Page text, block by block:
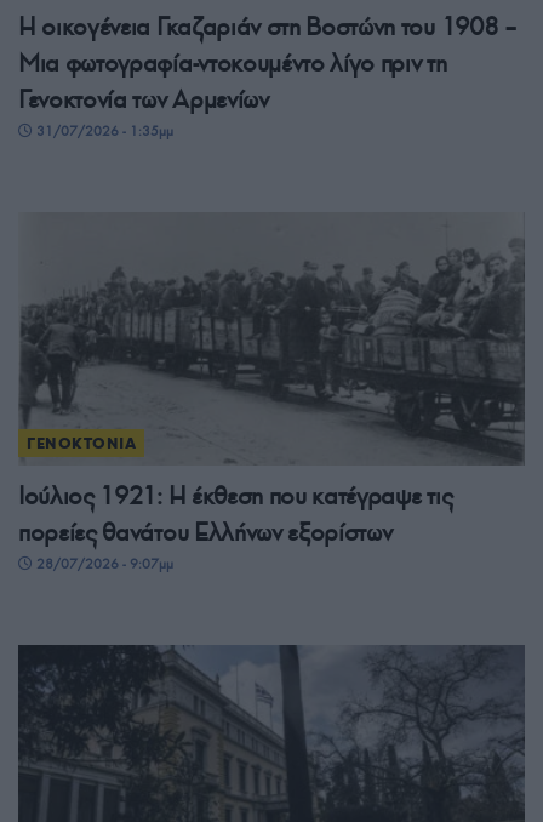
Η οικογένεια Γκαζαριάν στη Βοστώνη του 1908 –
Μια φωτογραφία-ντοκουμέντο λίγο πριν τη
Γενοκτονία των Αρμενίων
31/07/2026 - 1:35μμ
ΓΕΝΟΚΤΟΝΙΑ
Ιούλιος 1921: Η έκθεση που κατέγραψε τις
πορείες θανάτου Ελλήνων εξορίστων
28/07/2026 - 9:07μμ